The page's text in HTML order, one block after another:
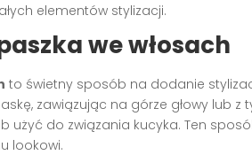
elementów stylizacji.
we włosach
to świetny sposób na dodanie
zawiązując na górze głowy lub z
użyć do związania kucyka. Ten
lookowi.